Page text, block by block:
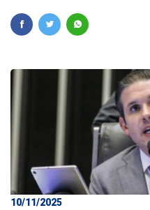
10/11/2025